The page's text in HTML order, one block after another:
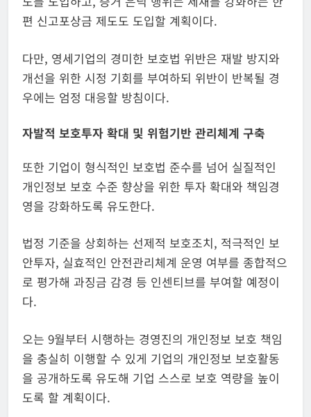
편 신고포상금 제도도 도입할 계획이다.
다만, 영세기업의 경미한 보호법 위반은 재발 방지와
개선을 위한 시정 기회를 부여하되 위반이 반복될 경
우에는 엄정 대응할 방침이다.
자발적 보호투자 확대 및 위험기반 관리체계 구축
또한 기업이 형식적인 보호법 준수를 넘어 실질적인
개인정보 보호 수준 향상을 위한 투자 확대와 책임경
영을 강화하도록 유도한다.
법정 기준을 상회하는 선제적 보호조치, 적극적인 보
안투자, 실효적인 안전관리체계 운영 여부를 종합적으
로 평가해 과징금 감경 등 인센티브를 부여할 예정이
다.
오는 9월부터 시행하는 경영진의 개인정보 보호 책임
을 충실히 이행할 수 있게 기업의 개인정보 보호활동
을 공개하도록 유도해 기업 스스로 보호 역량을 높이
도록 할 계획이다.